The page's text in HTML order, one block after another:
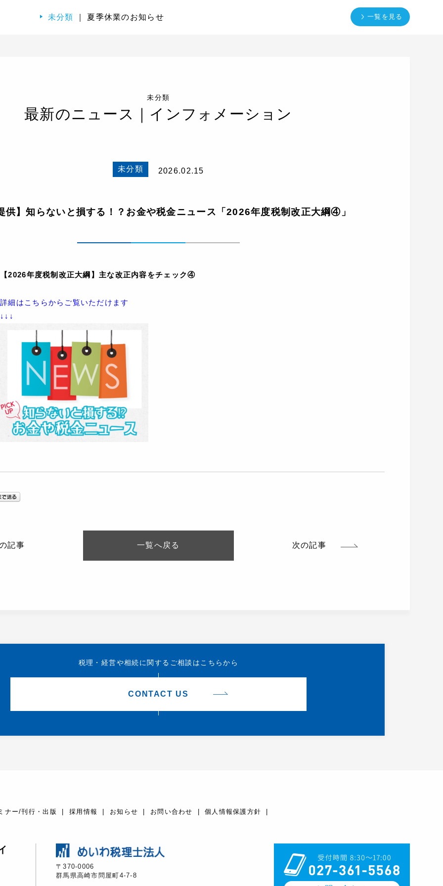
未分類 ｜ 夏季休業のお知らせ 一覧を見る
未分類
最新のニュース｜インフォメーション
未分類 2026.02.15
供】知らないと損する！？お金や税金ニュース「2026年度税制改正大綱④」
【2026年度税制改正大綱 】 主な改正内容をチェック④
詳細はこちらからご覧いただけます
↓↓↓
記事 一覧へ戻る 次の記事
税理・経営や相続に関する ご相談はこちらから
CONTACT US
ナー/刊行・出版 採用情報 お知らせ お問い合わせ 個人情報保護方針
〒370-0006
群馬県高崎市問屋町4-7-8